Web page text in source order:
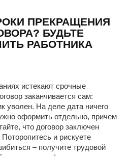
ПРЕКРАЩЕНИЯ
БУДЬТЕ
РАБОТНИКА
истекают срочные
заканчивается сам:
уволен. На деле дата ничего
оформить отдельно, причем
что договор заключен
и рискуете
– получите трудовой